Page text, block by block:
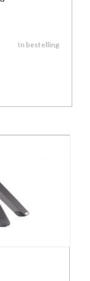
In bestelling